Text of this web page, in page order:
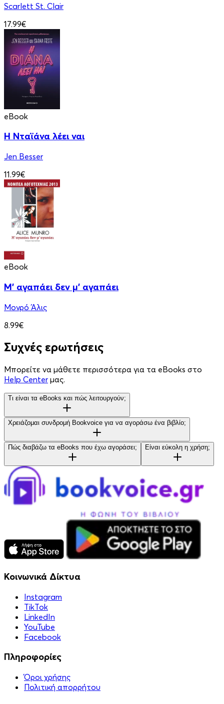
Scarlett St. Clair
17.99€
eBook
Η Νταϊάνα λέει ναι
Jen Besser
11.99€
eBook
Μ' αγαπάει δεν μ' αγαπάει
Μονρό Άλις
8.99€
Συχνές ερωτήσεις
Μπορείτε να μάθετε περισσότερα για τα eBooks στο
Help Center μας.
Τι είναι τα eBooks και πώς λειτουργούν;
Χρειάζομαι συνδρομή Bookvoice για να αγοράσω ένα βιβλίο;
Πώς διαβάζω τα eBooks που έχω αγοράσει; Είναι εύκολη η χρήση;
Κοινωνικά Δίκτυα
Instagram
TikTok
LinkedIn
YouTube
Facebook
Πληροφορίες
Όροι χρήσης
Πολιτική απορρήτου